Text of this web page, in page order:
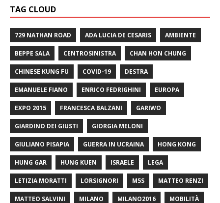
TAG CLOUD
729 NATHAN ROAD ADA LUCIA DE CESARIS AMBIENTE
BEPPE SALA CENTROSINISTRA CHAN HON CHUNG
CHINESE KUNG FU COVID-19 DESTRA
EMANUELE FIANO ENRICO FEDRIGHINI EUROPA
EXPO 2015 FRANCESCA BALZANI GARIWO
GIARDINO DEI GIUSTI GIORGIA MELONI
GIULIANO PISAPIA GUERRA IN UCRAINA HONG KONG
HUNG GAR HUNG KUEN ISRAELE LEGA
LETIZIA MORATTI LORSIGNORI M5S MATTEO RENZI
MATTEO SALVINI MILANO MILANO2016 MOBILITÀ